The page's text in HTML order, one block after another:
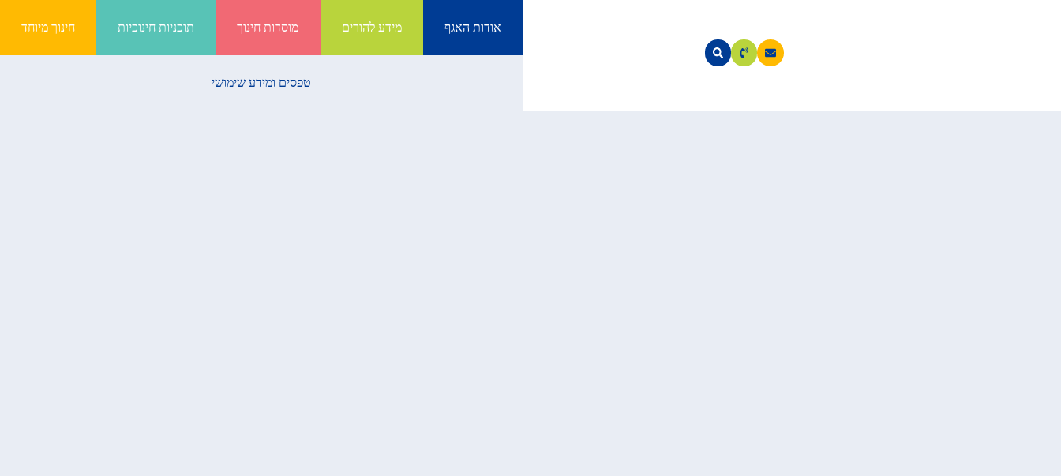
אודות האגף מידע להורים מוסדות חינוך תוכניות חינוכיות חינוך מיוחד
טפסים ומידע שימושי